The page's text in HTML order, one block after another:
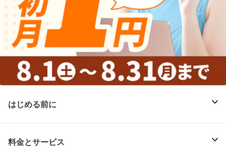
はじめる前に
料金とサービス